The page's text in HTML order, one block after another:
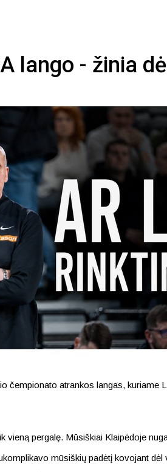
lango - žinia
čempionato atrankos langas, kuriame
vieną pergalę. Mūsiškiai Klaipėdoje
mūsiškių padėtį kovojant